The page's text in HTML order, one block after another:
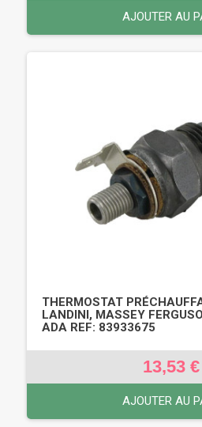
AJOUTER AU
THERMOSTAT
LANDINI, MASSEY
ADA REF: 83933675
13,53 €
AJOUTER AU